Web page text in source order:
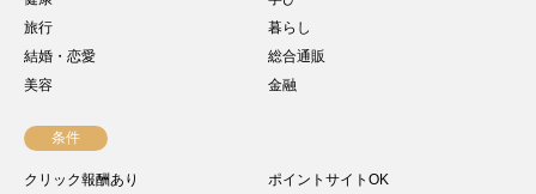
旅行
暮らし
結婚・恋愛
総合通販
美容
金融
条件
クリック報酬あり ポイントサイトOK